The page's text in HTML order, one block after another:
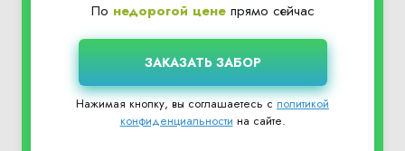
По недорогой ценепрямо сейчас
Нажимая кнопку, вы соглашаетесь сполитикой
конфиденциальности на сайте.